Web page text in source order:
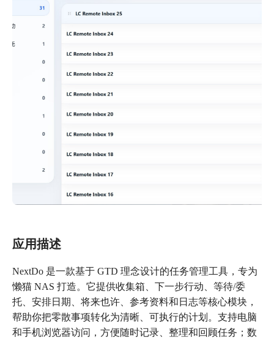
应用描述
NextDo 是一款基于 GTD 理念设计的任务管理工具，专为
懒猫 NAS 打造。它提供收集箱、下一步行动、等待/委
托、安排日期、将来也许、参考资料和日志等核心模块，
帮助你把零散事项转化为清晰、可执行的计划。支持电脑
和手机浏览器访问，方便随时记录、整理和回顾任务；数